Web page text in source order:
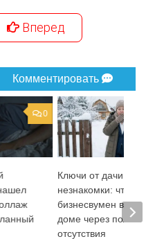
Вперед
Комментировать
0
Ключи от дачи для
незнакомки: что
бизнесвумен в
доме через
отсутствия